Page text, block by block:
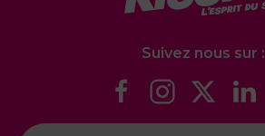
Suivez nous sur :